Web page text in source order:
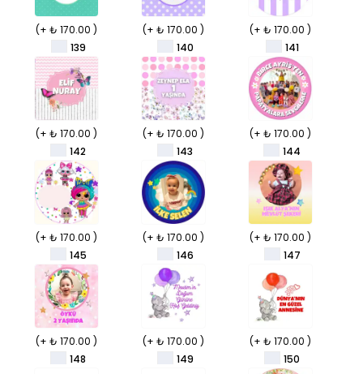
(+ ₺ 170.00 )
139
(+ ₺ 170.00 )
140
(+ ₺ 170.00 )
141
(+ ₺ 170.00 )
142
(+ ₺ 170.00 )
143
(+ ₺ 170.00 )
144
(+ ₺ 170.00 )
145
(+ ₺ 170.00 )
146
(+ ₺ 170.00 )
147
(+ ₺ 170.00 )
148
(+ ₺ 170.00 )
149
(+ ₺ 170.00 )
150